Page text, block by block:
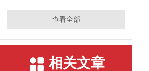
查看全部
相关文章